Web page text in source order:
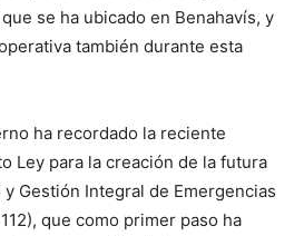
se ha ubicado en Benahavís, y
también durante esta
ha recordado la reciente
Ley para la creación de la futura
Gestión Integral de Emergencias
que como primer paso ha